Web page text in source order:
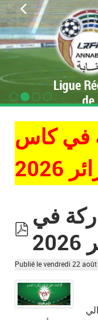
Ligue
de
في كاس
2026
pdf
في
Publié le vendredi 22